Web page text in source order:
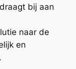
bij aan
naar de
en